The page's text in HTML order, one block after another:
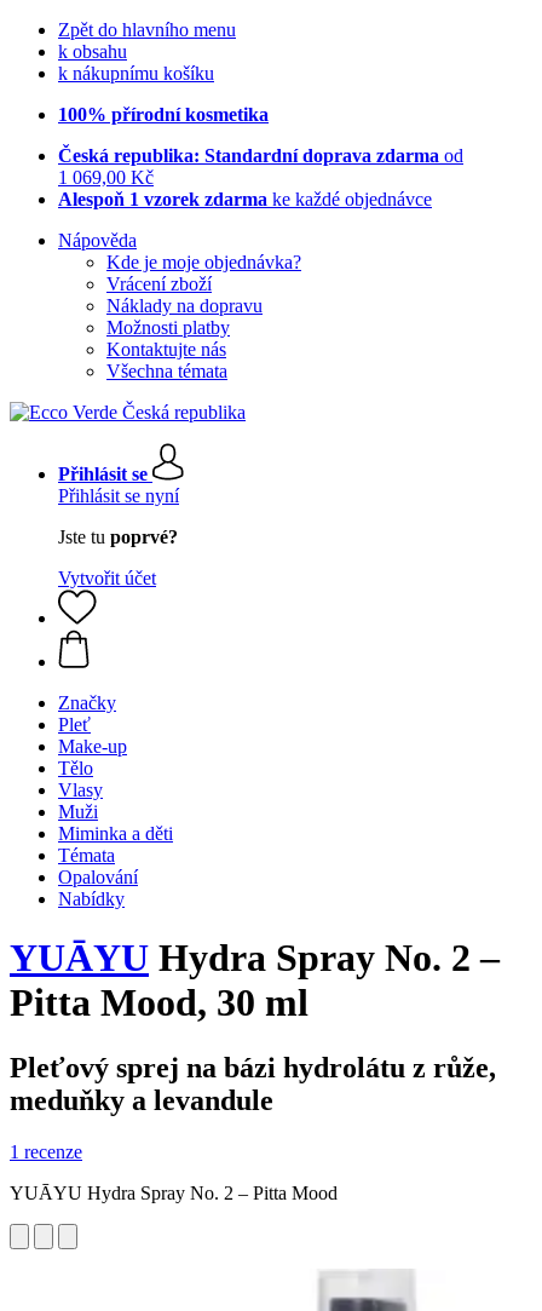
Zpět do hlavního menu
k obsahu
k nákupnímu košíku
100% přírodní kosmetika
Česká republika: Standardní doprava zdarma od
1 069,00 Kč
Alespoň 1 vzorek zdarma ke každé objednávce
Nápověda
Kde je moje objednávka?
Vrácení zboží
Náklady na dopravu
Možnosti platby
Kontaktujte nás
Všechna témata
Přihlásit se
Přihlásit se nyní
Jste tu poprvé?
Vytvořit účet
Značky
Pleť
Make-up
Tělo
Vlasy
Muži
Miminka a děti
Témata
Opalování
Nabídky
YUĀYU Hydra Spray No. 2 –
Pitta Mood, 30 ml
Pleťový sprej na bázi hydrolátu z růže,
meduňky a levandule
1 recenze
YUĀYU Hydra Spray No. 2 – Pitta Mood